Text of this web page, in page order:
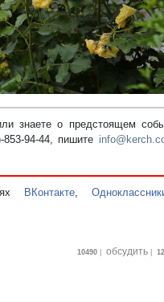
знаете о предстоящем
94-44, пишите
ВКонтакте
10490 |обсудить |